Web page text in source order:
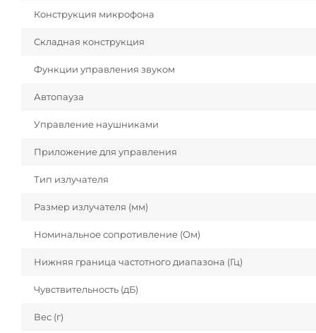
Конструкция микрофона
Складная конструкция
Функции управления звуком
Автопауза
Управление наушниками
Приложение для управления
Тип излучателя
Размер излучателя (мм)
Номинальное сопротивление (Ом)
Нижняя граница частотного диапазона (Гц)
Чувствительность (дБ)
Вес (г)